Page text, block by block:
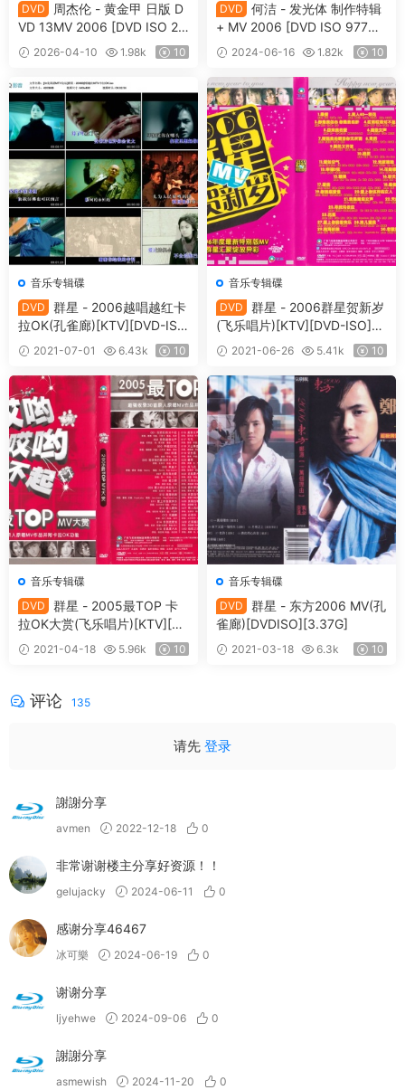
DVD
周杰伦 - 黄金甲 日版 D
VD 13MV 2006 [DVD ISO 2.
9GB]2026-04-10 1.98k 10
DVD
何洁 - 发光体 制作特辑
+ MV 2006 [DVD ISO 977M
B] 2024-06-16 1.82k 10
音乐专辑碟
DVD
群星 - 2006越唱越红卡
拉OK(孔雀廊)[KTV][DVD-ISO
4.10G]
2021-07-01 6.43k 10
音乐专辑碟
DVD
群星 - 2006群星贺新岁
(飞乐唱片)[KTV][DVD-ISO]
[4.32G]
2021-06-26 5.41k 10
音乐专辑碟
DVD
群星 - 2005最TOP 卡
拉OK大赏(飞乐唱片)[KTV][DV
D-ISO4.31G]
2021-04-18 5.96k 10
音乐专辑碟
DVD
群星 - 东方2006 MV(孔
雀廊)[DVDISO][3.37G]
2021-03-18 6.3k 10
评论 135
请先 登录
謝謝分享
avmen 2022-12-18 0
非常谢谢楼主分享好资源！！
gelujacky 2024-06-11 0
感谢分享46467
冰可樂 2024-06-19 0
谢谢分享
ljyehwe 2024-09-06 0
謝謝分享
asmewish 2024-11-20 0